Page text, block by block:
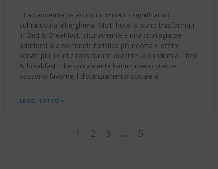
La pandemia ha avuto un impatto significativo
sull’industria alberghiera. Molti hotel si sono trasformati
in Bed & Breakfast, sicuramente è una strategia per
adattarsi alla domanda turistica più ridotta e offrire
servizi più sicuri e rassicuranti durante la pandemia. I bed
& breakfast, che solitamente hanno meno stanze,
possono favorire il distanziamento sociale e
LEGGI TUTTO »
1 2 3 … 5